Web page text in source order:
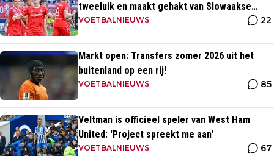
tweeluik en maakt gehakt van Slowaakse
opponent
VOETBALNIEUWS 22
Markt open: Transfers zomer 2026 uit het
buitenland op een rij!
VOETBALNIEUWS 85
Veltman is officieel speler van West Ham
United: 'Project spreekt me aan'
VOETBALNIEUWS 67